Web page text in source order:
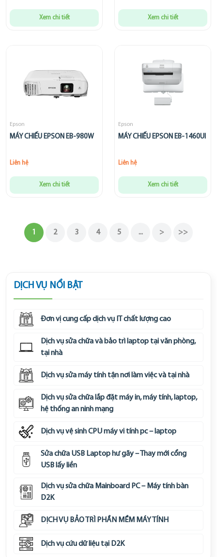
Xem chi tiết Xem chi tiết
Epson
MÁY CHIẾU EPSON EB-980W
Liên hệ
Xem chi tiết
Epson
MÁY CHIẾU EPSON EB-1460UI
Liên hệ
Xem chi tiết
1 2 3 4 5 ... > >>
DỊCH VỤ NỔI BẬT
Đơn vị cung cấp dịch vụ IT chất lượng cao
Dịch vụ sửa chữa và bảo trì laptop tại văn phòng,
tại nhà
Dịch vụ sửa máy tính tận nơi làm việc và tại nhà
Dịch vụ sửa chữa lắp đặt máy in, máy tính, laptop,
hệ thống an ninh mạng
Dịch vụ vệ sinh CPU máy vi tính pc – laptop
Sửa chữa USB Laptop hư gãy – Thay mới cổng
USB lấy liền
Dịch vụ sửa chữa Mainboard PC – Máy tính bàn
D2K
DỊCH VỤ BẢO TRÌ PHẦN MỀM MÁY TÍNH
Dịch vụ cứu dữ liệu tại D2K